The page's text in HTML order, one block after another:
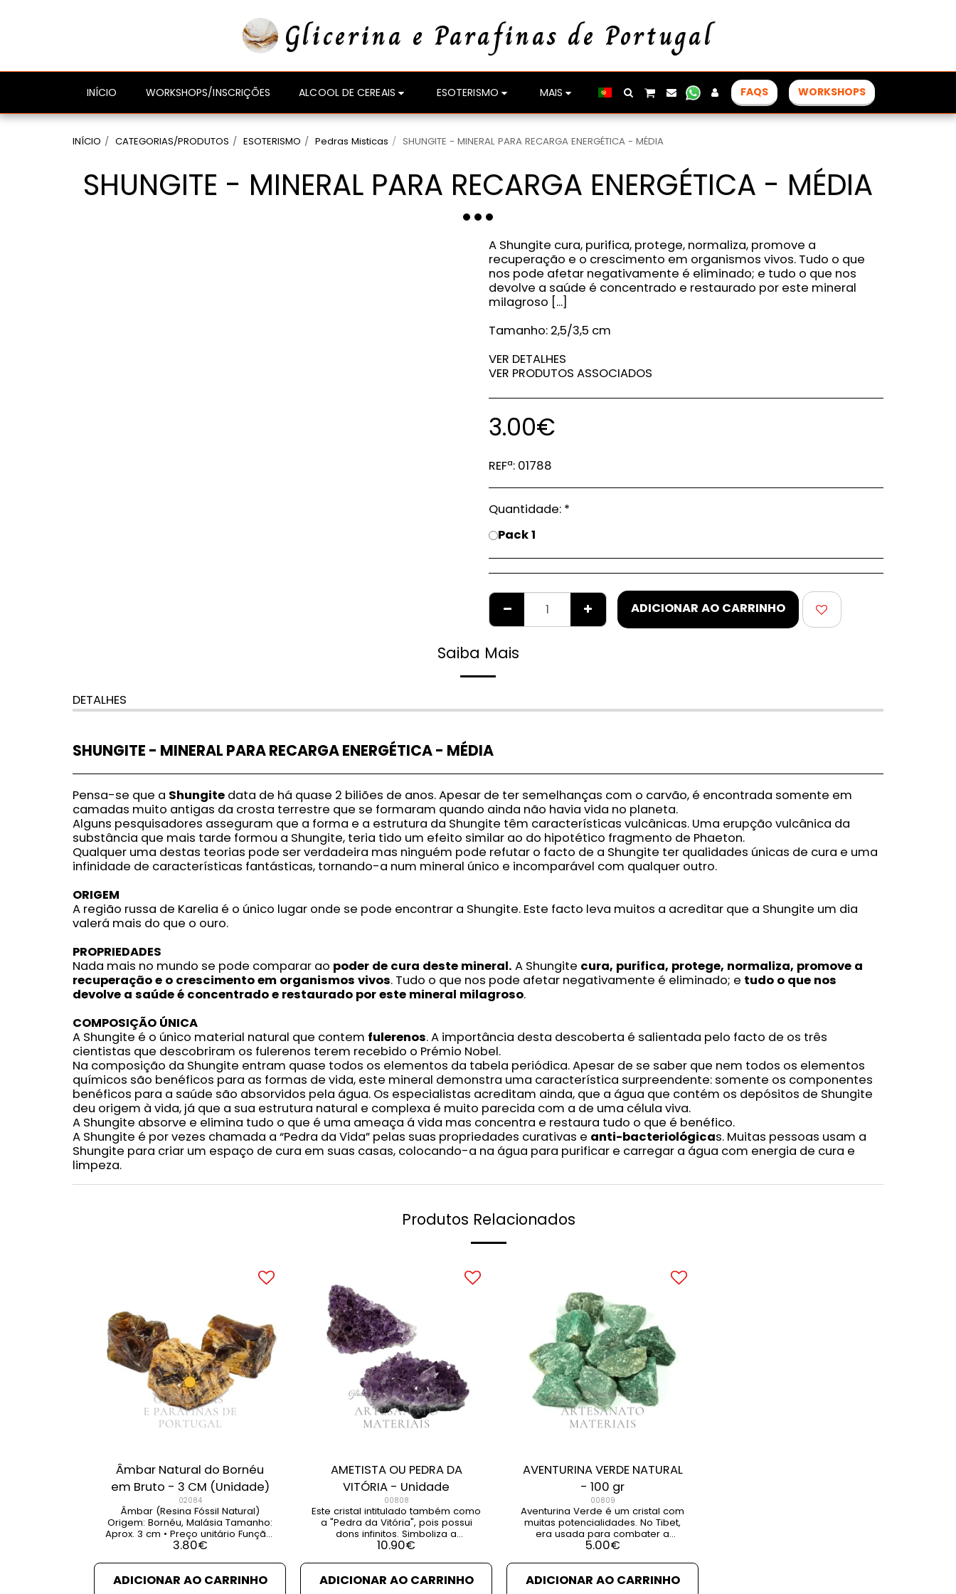
Glicerina e Parafinas de Portugal
INÍCIO WORKSHOPS/INSCRIÇÕES ALCOOL DE CEREAIS ESOTERISMO MAIS FAQS WORKSHOPS
INÍCIO CATEGORIAS/PRODUTOS ESOTERISMO Pedras Misticas SHUNGITE - MINERAL PARA RECARGA ENERGÉTICA - MÉDIA
SHUNGITE - MINERAL PARA RECARGA ENERGÉTICA - MÉDIA
A Shungite cura, purifica, protege, normaliza, promove a
recuperação e o crescimento em organismos vivos. Tudo o que
nos pode afetar negativamente é eliminado; e tudo o que nos
devolve a saúde é concentrado e restaurado por este mineral
milagroso [...]
Tamanho: 2,5/3,5 cm
VER DETALHES
VER PRODUTOS ASSOCIADOS
3.00€
REFª: 01788
Quantidade: *
Pack 1
ADICIONAR AO CARRINHO
Saiba Mais
DETALHES
SHUNGITE - MINERAL PARA RECARGA ENERGÉTICA - MÉDIA
Pensa-se que a Shungite data de há quase 2 biliões de anos. Apesar de ter semelhanças com o carvão, é encontrada somente em
camadas muito antigas da crosta terrestre que se formaram quando ainda não havia vida no planeta.
Alguns pesquisadores asseguram que a forma e a estrutura da Shungite têm características vulcânicas. Uma erupção vulcânica da
substância que mais tarde formou a Shungite, teria tido um efeito similar ao do hipotético fragmento de Phaeton.
Qualquer uma destas teorias pode ser verdadeira mas ninguém pode refutar o facto de a Shungite ter qualidades únicas de cura e uma
infinidade de características fantásticas, tornando-a num mineral único e incomparável com qualquer outro.
ORIGEM
A região russa de Karelia é o único lugar onde se pode encontrar a Shungite. Este facto leva muitos a acreditar que a Shungite um dia
valerá mais do que o ouro.
PROPRIEDADES
Nada mais no mundo se pode comparar ao poder de cura deste mineral. A Shungite cura, purifica, protege, normaliza, promove a
recuperação e o crescimento em organismos vivos. Tudo o que nos pode afetar negativamente é eliminado; e tudo o que nos
devolve a saúde é concentrado e restaurado por este mineral milagroso.
COMPOSIÇÃO ÚNICA
A Shungite é o único material natural que contem fulerenos. A importância desta descoberta é salientada pelo facto de os três
cientistas que descobriram os fulerenos terem recebido o Prémio Nobel.
Na composição da Shungite entram quase todos os elementos da tabela periódica. Apesar de se saber que nem todos os elementos
químicos são benéficos para as formas de vida, este mineral demonstra uma característica surpreendente: somente os componentes
benéficos para a saúde são absorvidos pela água. Os especialistas acreditam ainda, que a água que contém os depósitos de Shungite
deu origem à vida, já que a sua estrutura natural e complexa é muito parecida com a de uma célula viva.
A Shungite absorve e elimina tudo o que é uma ameaça á vida mas concentra e restaura tudo o que é benéfico.
A Shungite é por vezes chamada a “Pedra da Vida” pelas suas propriedades curativas e anti-bacteriológicas. Muitas pessoas usam a
Shungite para criar um espaço de cura em suas casas, colocando-a na água para purificar e carregar a água com energia de cura e
limpeza.
Produtos Relacionados
Âmbar Natural do Bornéu
em Bruto - 3 CM (Unidade)
02084
Âmbar (Resina Fóssil Natural)
Origem: Bornéu, Malásia Tamanho:
Aprox. 3 cm • Preço unitário Função:
Associado à vida eterna, contra a
reumáticas, dores em geral. [...]
VER DETALHES VER PRODUTOS
3.80€
ADICIONAR AO CARRINHO
AMETISTA OU PEDRA DA
VITÓRIA - Unidade
00808
Este cristal intitulado também como
a "Pedra da Vitória", pois possui
dons infinitos. Simboliza a
sabedoria e a clarividência.
nos campos energéticos... PESO: 60
- 70 gr VER DETALHE VER ARTIGOS
10.90€
ADICIONAR AO CARRINHO
AVENTURINA VERDE NATURAL
- 100 gr
00809
Aventurina Verde é um cristal com
muitas potencialidades. No Tibet,
era usada para combater a
miopia, melhorar a percepção e
para o timo, sistema nervoso e
mente. Medidas: Variável Peso: + -
5.00€
ADICIONAR AO CARRINHO